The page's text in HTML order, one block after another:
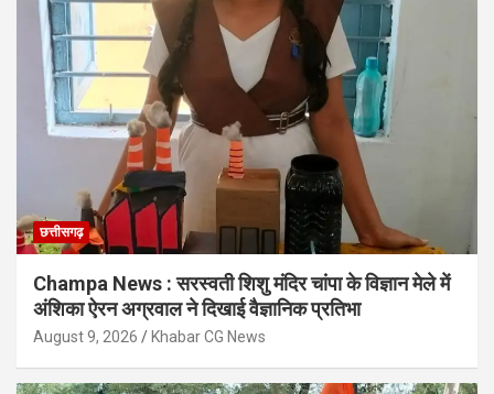
छत्तीसगढ़
Champa News : सरस्वती शिशु मंदिर चांपा के विज्ञान मेले में
अंशिका ऐरन अग्रवाल ने दिखाई वैज्ञानिक प्रतिभा
August 9, 2026 Khabar CG News